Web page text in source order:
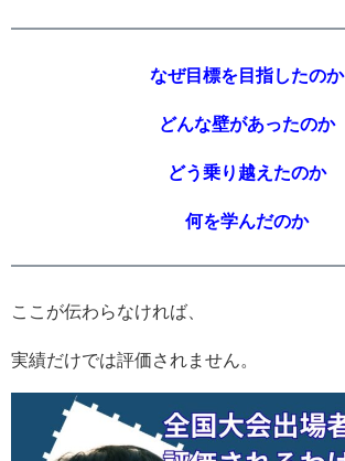
なぜ目標を目指したのか
どんな壁があったのか
どう乗り越えたのか
何を学んだのか
ここが伝わらなければ、
実績だけでは評価されません。